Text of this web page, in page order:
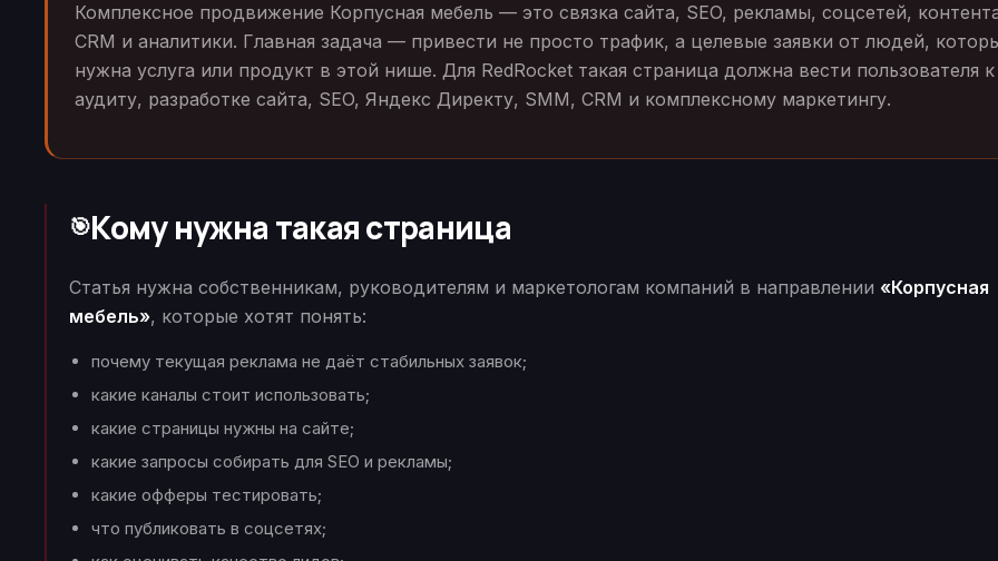
Комплексное продвижение Корпусная мебель — это связка сайта, SEO, рекламы, соцсетей,
CRM и аналитики. Главная задача — привести не просто трафик, а целевые заявки от людей,
нужна услуга или продукт в этой нише. Для RedRocket такая страница должна вести пользователя к
аудиту, разработке сайта, SEO, Яндекс Директу, SMM, CRM и комплексному маркетингу.
🎯Кому нужна такая страница
Статья нужна собственникам, руководителям и маркетологам компаний в направлении «Корпусная
мебель», которые хотят понять:
почему текущая реклама не даёт стабильных заявок;
какие каналы стоит использовать;
какие страницы нужны на сайте;
какие запросы собирать для SEO и рекламы;
какие офферы тестировать;
что публиковать в соцсетях;